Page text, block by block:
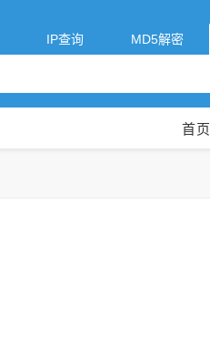
IP查询 MD5解密
首页